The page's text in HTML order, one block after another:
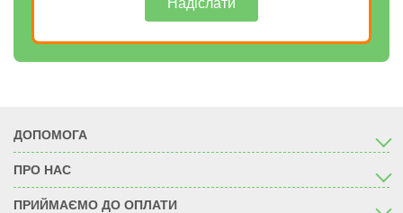
ДОПОМОГА
ПРО НАС
ПРИЙМАЄМО ДО ОПЛАТИ